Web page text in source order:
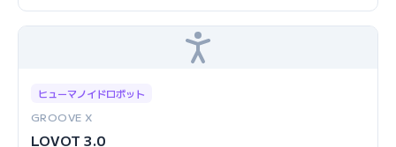
ヒューマノイドロボット
GROOVE X
LOVOT 3.0